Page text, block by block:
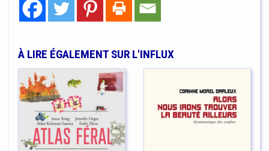
À LIRE ÉGALEMENT SUR L'INFLUX